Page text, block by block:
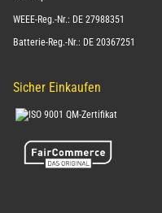
WEEE-Reg.-Nr.: DE 27988351
Batterie-Reg.-Nr.: DE 20367251
Sicher Einkaufen